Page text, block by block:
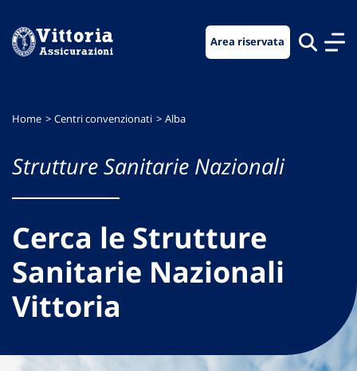
menu
contenuto
footer
Area riservata
Home Centri convenzionati Alba
Strutture Sanitarie Nazionali
Cerca le Strutture
Sanitarie Nazionali
Vittoria